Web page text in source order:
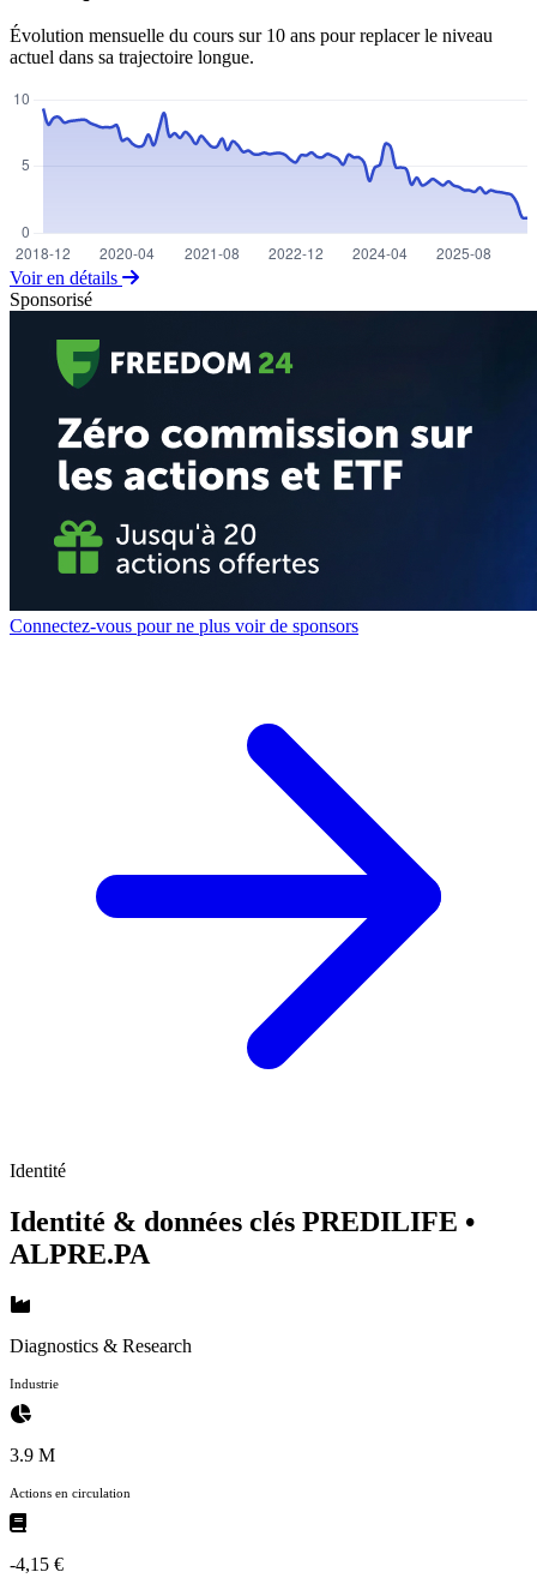
Évolution mensuelle du cours sur 10 ans pour replacer le niveau
actuel dans sa trajectoire longue.
Voir en détails
Sponsorisé
Connectez-vous pour ne plus voir de sponsors
Identité
Identité & données clés PREDILIFE •
ALPRE.PA
Diagnostics & Research
Industrie
3.9 M
Actions en circulation
-4,15 €